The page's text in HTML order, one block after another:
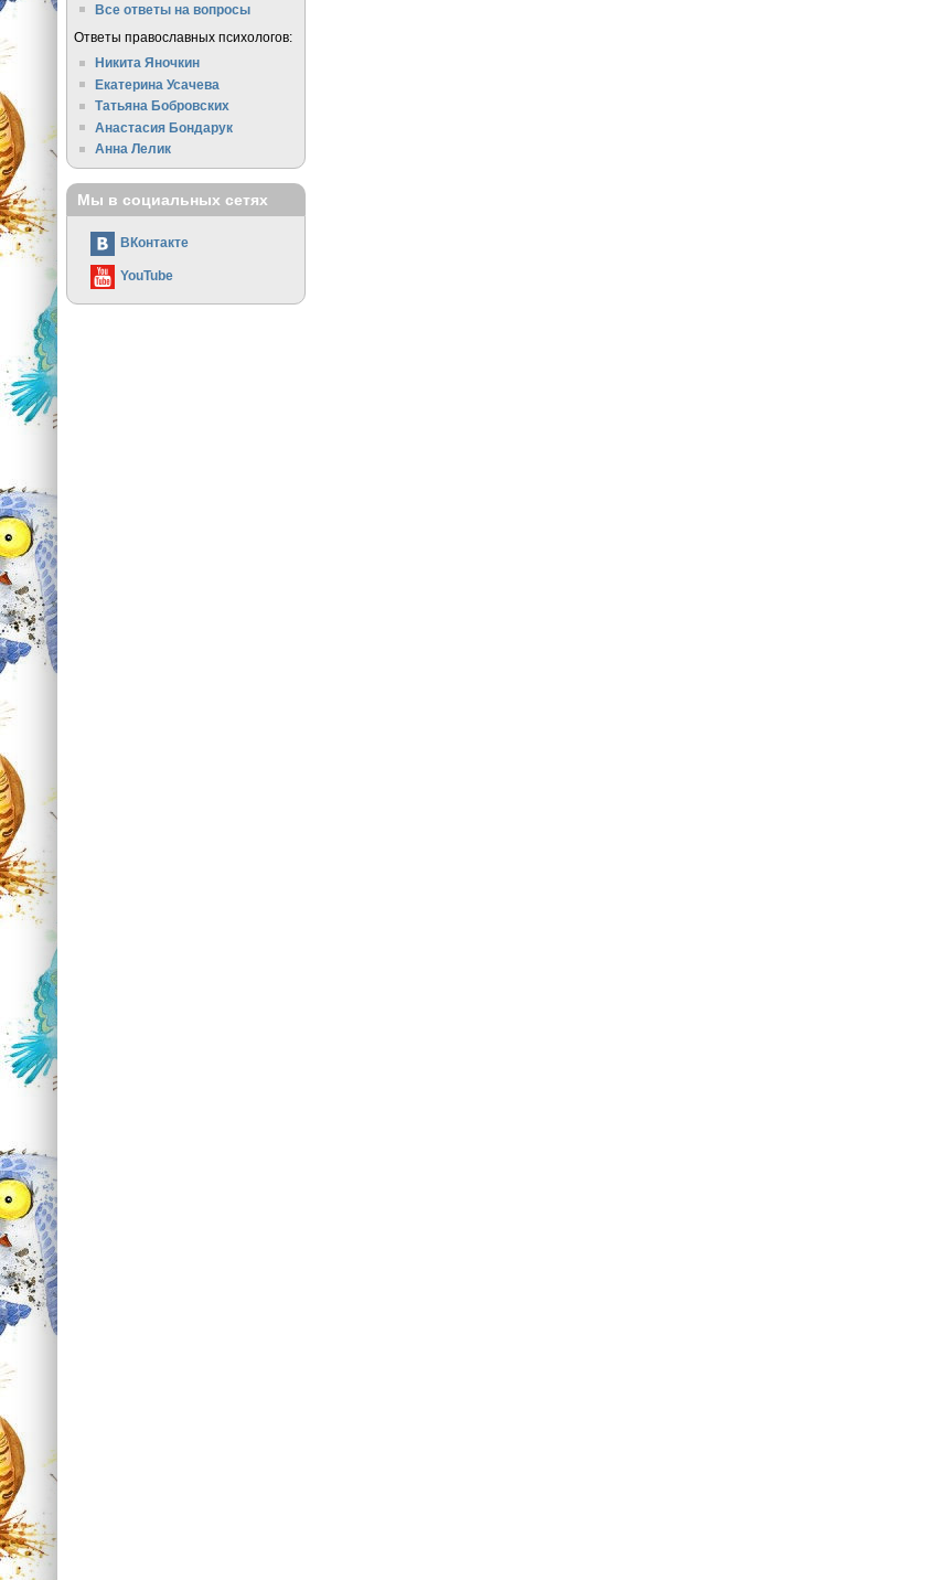
Все ответы на вопросы
Ответы православных психологов:
Никита Яночкин
Екатерина Усачева
Татьяна Бобровских
Анастасия Бондарук
Анна Лелик
Мы в социальных сетях
ВКонтакте
YouTube